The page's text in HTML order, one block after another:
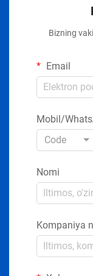
Bizning
Email
Mobil/
Code
Nomi
Kompaniya